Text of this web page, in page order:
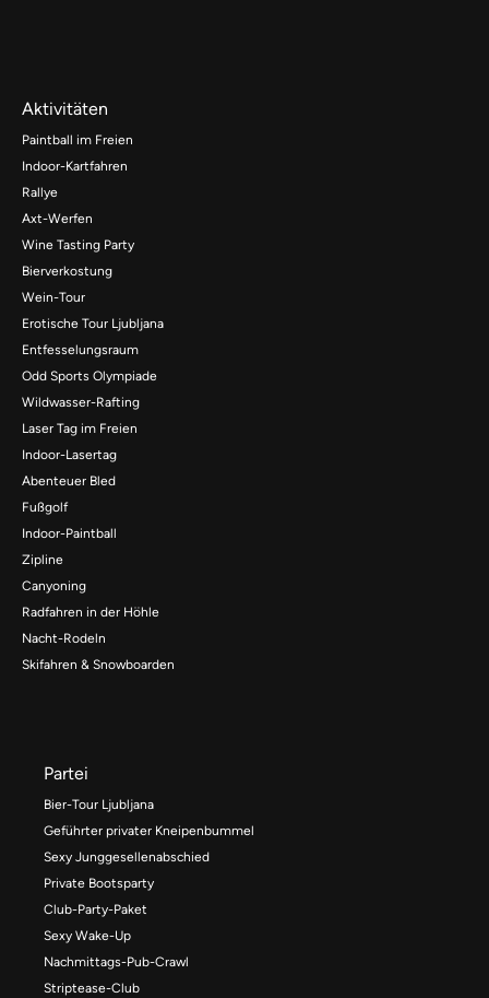
Aktivitäten
Paintball im Freien
Indoor-Kartfahren
Rallye
Axt-Werfen
Wine Tasting Party
Bierverkostung
Wein-Tour
Erotische Tour Ljubljana
Entfesselungsraum
Odd Sports Olympiade
Wildwasser-Rafting
Laser Tag im Freien
Indoor-Lasertag
Abenteuer Bled
Fußgolf
Indoor-Paintball
Zipline
Canyoning
Radfahren in der Höhle
Nacht-Rodeln
Skifahren & Snowboarden
Partei
Bier-Tour Ljubljana
Geführter privater Kneipenbummel
Sexy Junggesellenabschied
Private Bootsparty
Club-Party-Paket
Sexy Wake-Up
Nachmittags-Pub-Crawl
Striptease-Club